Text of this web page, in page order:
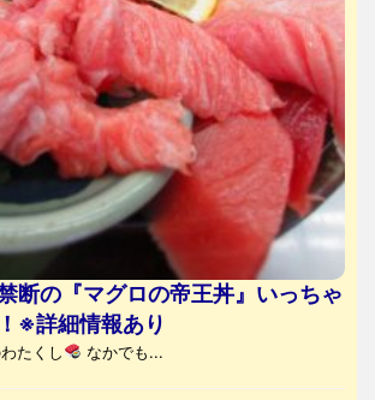
断の『マグロの帝王丼』いっちゃ
※詳細情報あり
たくし なかでも...